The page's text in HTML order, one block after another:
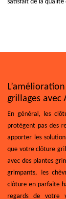
satisfait de la qualité
grillages avec
En général, les
protègent pas des
apporter les
que votre clôture
avec des plantes
grimpants, les
clôture en parfaite
regards de votre